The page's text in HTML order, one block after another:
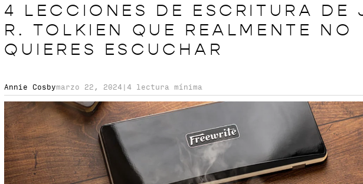
4 LECCIONES DE ESCRITURA DE
R. TOLKIEN QUE REALMENTE NO
QUIERES ESCUCHAR
Annie Cosbymarzo 22, 2024 4 lectura mínima